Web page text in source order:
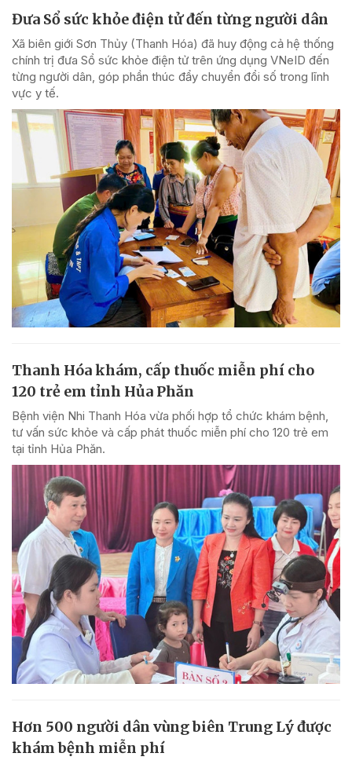
Đưa Sổ sức khỏe điện tử đến từng người dân
Xã biên giới Sơn Thủy (Thanh Hóa) đã huy động cả hệ thống
chính trị đưa Sổ sức khỏe điện tử trên ứng dụng VNeID đến
từng người dân, góp phần thúc đẩy chuyển đổi số trong lĩnh
vực y tế.
Thanh Hóa khám, cấp thuốc miễn phí cho
120 trẻ em tỉnh Hủa Phăn
Bệnh viện Nhi Thanh Hóa vừa phối hợp tổ chức khám bệnh,
tư vấn sức khỏe và cấp phát thuốc miễn phí cho 120 trẻ em
tại tỉnh Hủa Phăn.
Hơn 500 người dân vùng biên Trung Lý được
khám bệnh miễn phí